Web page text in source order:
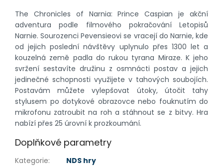
The Chronicles of Narnia: Prince Caspian je akční
adventura podle filmového pokračování Letopisů
Narnie. Sourozenci Pevensieovi se vracejí do Narnie, kde
od jejich poslední návštěvy uplynulo přes 1300 let a
kouzelná země padla do rukou tyrana Miraze. K jeho
svržení sestavíte družinu z osmnácti postav a jejich
jedinečné schopnosti využijete v tahových soubojích.
Postavám můžete vylepšovat útoky, útočit tahy
stylusem po dotykové obrazovce nebo fouknutím do
mikrofonu zatroubit na roh a stáhnout se z bitvy. Hra
nabízí přes 25 úrovní k prozkoumání.
Doplňkové parametry
Kategorie:
NDS hry